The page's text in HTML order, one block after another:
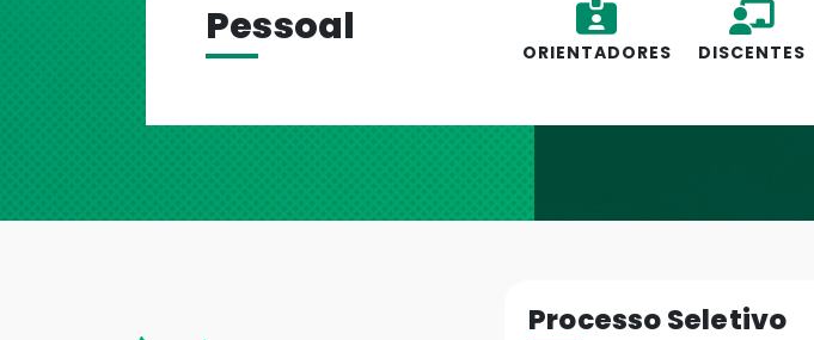
Pessoal
ORIENTADORES DISCENTES
Processo Seletivo